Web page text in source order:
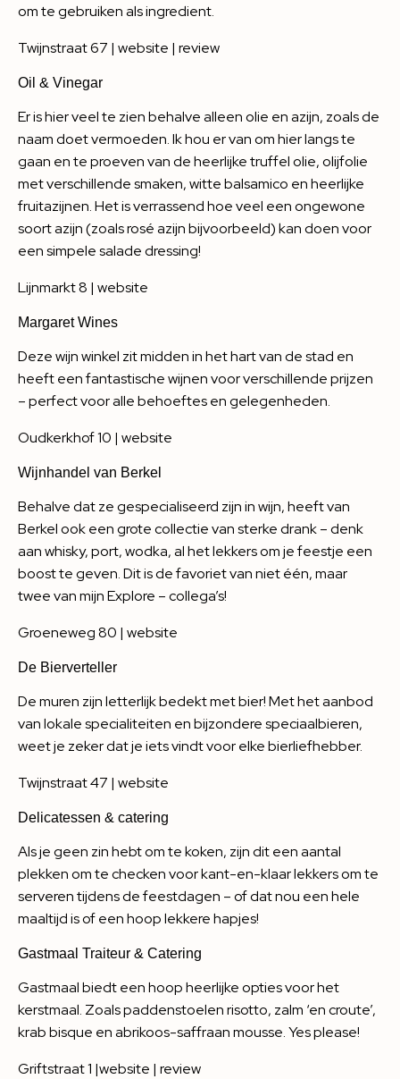
om te gebruiken als ingredient.
Twijnstraat 67 | website | review
Oil & Vinegar
Er is hier veel te zien behalve alleen olie en azijn, zoals de
naam doet vermoeden. Ik hou er van om hier langs te
gaan en te proeven van de heerlijke truffel olie, olijfolie
met verschillende smaken, witte balsamico en heerlijke
fruitazijnen. Het is verrassend hoe veel een ongewone
soort azijn (zoals rosé azijn bijvoorbeeld) kan doen voor
een simpele salade dressing!
Lijnmarkt 8 | website
Margaret Wines
Deze wijn winkel zit midden in het hart van de stad en
heeft een fantastische wijnen voor verschillende prijzen
– perfect voor alle behoeftes en gelegenheden.
Oudkerkhof 10 | website
Wijnhandel van Berkel
Behalve dat ze gespecialiseerd zijn in wijn, heeft van
Berkel ook een grote collectie van sterke drank – denk
aan whisky, port, wodka, al het lekkers om je feestje een
boost te geven. Dit is de favoriet van niet één, maar
twee van mijn Explore – collega’s!
Groeneweg 80 | website
De Bierverteller
De muren zijn letterlijk bedekt met bier! Met het aanbod
van lokale specialiteiten en bijzondere speciaalbieren,
weet je zeker dat je iets vindt voor elke bierliefhebber.
Twijnstraat 47 | website
Delicatessen & catering
Als je geen zin hebt om te koken, zijn dit een aantal
plekken om te checken voor kant-en-klaar lekkers om te
serveren tijdens de feestdagen – of dat nou een hele
maaltijd is of een hoop lekkere hapjes!
Gastmaal Traiteur & Catering
Gastmaal biedt een hoop heerlijke opties voor het
kerstmaal. Zoals paddenstoelen risotto, zalm ‘en croute’,
krab bisque en abrikoos-saffraan mousse. Yes please!
Griftstraat 1 |website | review